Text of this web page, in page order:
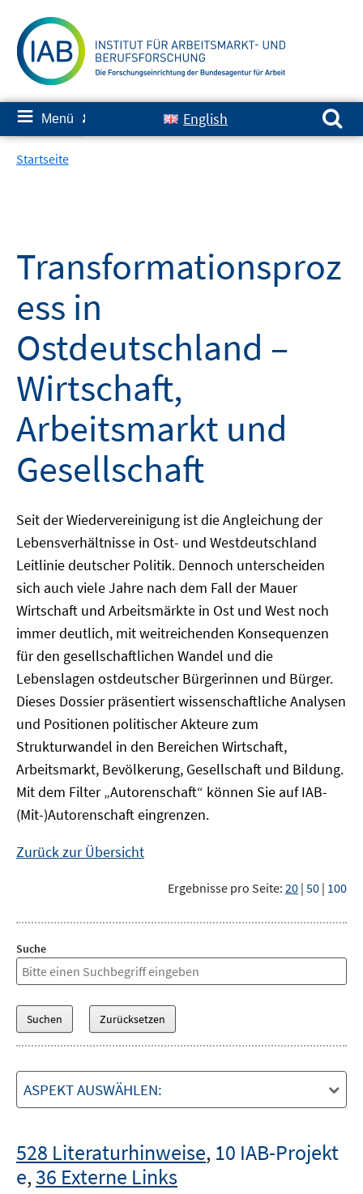
zum
Inhalt
≡ Menü ✘ English
Suchen nach:
Startseite
Transformationsproz
ess in
Ostdeutschland –
Wirtschaft,
Arbeitsmarkt und
Gesellschaft
Seit der Wiedervereinigung ist die Angleichung der
Lebensverhältnisse in Ost- und Westdeutschland
Leitlinie deutscher Politik. Dennoch unterscheiden
sich auch viele Jahre nach dem Fall der Mauer
Wirtschaft und Arbeitsmärkte in Ost und West noch
immer deutlich, mit weitreichenden Konsequenzen
für den gesellschaftlichen Wandel und die
Lebenslagen ostdeutscher Bürgerinnen und Bürger.
Dieses Dossier präsentiert wissenschaftliche Analysen
und Positionen politischer Akteure zum
Strukturwandel in den Bereichen Wirtschaft,
Arbeitsmarkt, Bevölkerung, Gesellschaft und Bildung.
Mit dem Filter „Autorenschaft“ können Sie auf IAB-
(Mit-)Autorenschaft eingrenzen.
Zurück zur Übersicht
Ergebnisse pro Seite: 20 | 50 | 100
Suche
ASPEKT AUSWÄHLEN:
528 Literaturhinweise, 10 IAB-Projekt
e,36 Externe Links